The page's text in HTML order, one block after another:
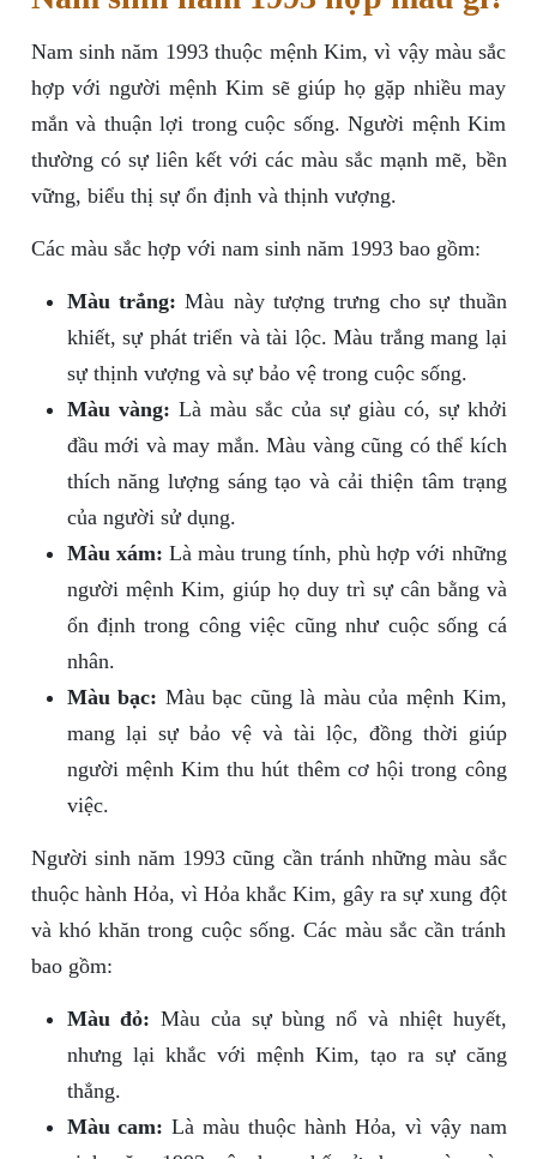
Nam sinh năm 1993 thuộc mệnh Kim, vì vậy màu sắc
hợp với người mệnh Kim sẽ giúp họ gặp nhiều may
mắn và thuận lợi trong cuộc sống. Người mệnh Kim
thường có sự liên kết với các màu sắc mạnh mẽ, bền
vững, biểu thị sự ổn định và thịnh vượng.
Các màu sắc hợp với nam sinh năm 1993 bao gồm:
Màu trắng: Màu này tượng trưng cho sự thuần
khiết, sự phát triển và tài lộc. Màu trắng mang lại
sự thịnh vượng và sự bảo vệ trong cuộc sống.
Màu vàng: Là màu sắc của sự giàu có, sự khởi
đầu mới và may mắn. Màu vàng cũng có thể kích
thích năng lượng sáng tạo và cải thiện tâm trạng
của người sử dụng.
Màu xám: Là màu trung tính, phù hợp với những
người mệnh Kim, giúp họ duy trì sự cân bằng và
ổn định trong công việc cũng như cuộc sống cá
nhân.
Màu bạc: Màu bạc cũng là màu của mệnh Kim,
mang lại sự bảo vệ và tài lộc, đồng thời giúp
người mệnh Kim thu hút thêm cơ hội trong công
việc.
Người sinh năm 1993 cũng cần tránh những màu sắc
thuộc hành Hỏa, vì Hỏa khắc Kim, gây ra sự xung đột
và khó khăn trong cuộc sống. Các màu sắc cần tránh
bao gồm:
Màu đỏ: Màu của sự bùng nổ và nhiệt huyết,
nhưng lại khắc với mệnh Kim, tạo ra sự căng
thẳng.
Màu cam: Là màu thuộc hành Hỏa, vì vậy nam